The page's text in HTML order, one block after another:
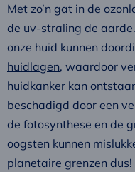
Met zo’n gat in de
de uv-straling de
onze huid kunnen
huidlagen, waardoor
huidkanker kan
beschadigd door een
de fotosynthese en de
oogsten kunnen
planetaire grenzen dus!